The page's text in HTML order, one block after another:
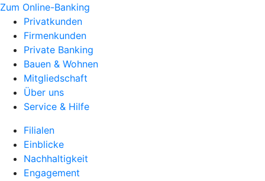
Zum Online-Banking
Privatkunden
Firmenkunden
Private Banking
Bauen & Wohnen
Mitgliedschaft
Über uns
Service & Hilfe
Filialen
Einblicke
Nachhaltigkeit
Engagement